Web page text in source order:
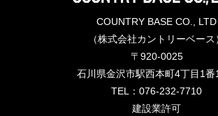
COUNTRY BASE CO., LTD
（株式会社カントリーベース
〒920-0025
石川県金沢市駅西本町4丁目1番
TEL：076-232-7710
建設業許可